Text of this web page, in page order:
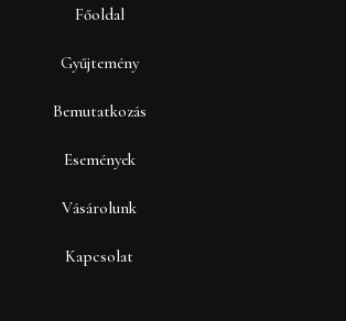
Főoldal
Gyűjtemény
Bemutatkozás
Események
Vásárolunk
Kapcsolat